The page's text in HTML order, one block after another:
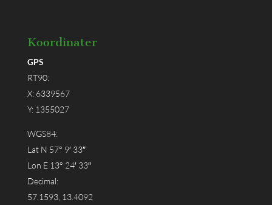
Koordinater
GPS
RT90:
X: 6339567
Y: 1355027
WGS84:
Lat N 57° 9′ 33″
Lon E 13° 24′ 33″
Decimal:
57.1593, 13.4092